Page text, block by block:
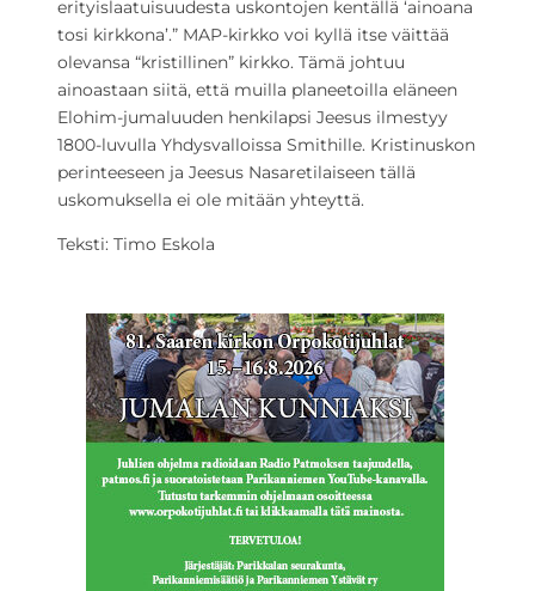
erityislaatuisuudesta uskontojen kentällä ‘ainoana
tosi kirkkona’.” MAP-kirkko voi kyllä itse väittää
olevansa “kristillinen” kirkko. Tämä johtuu
ainoastaan siitä, että muilla planeetoilla eläneen
Elohim-jumaluuden henkilapsi Jeesus ilmestyy
1800-luvulla Yhdysvalloissa Smithille. Kristinuskon
perinteeseen ja Jeesus Nasaretilaiseen tällä
uskomuksella ei ole mitään yhteyttä.
Teksti: Timo Eskola